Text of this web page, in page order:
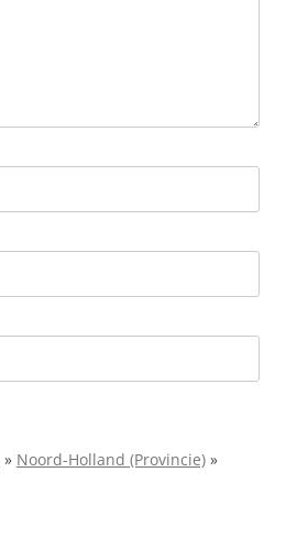
» Noord-Holland (Provincie) »